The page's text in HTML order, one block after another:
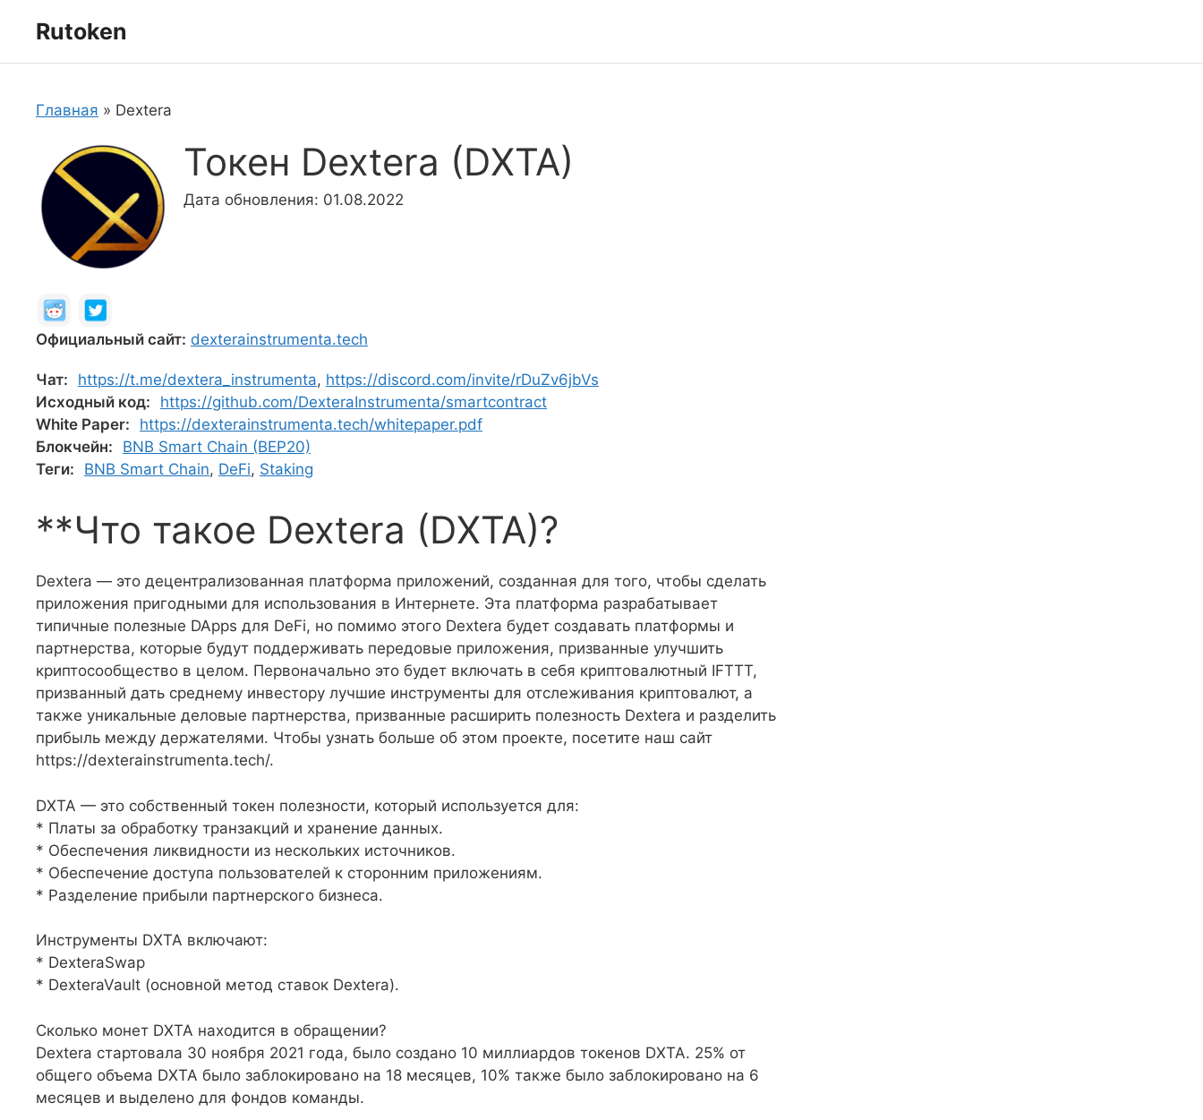
Rutoken
Главная » Dextera
Токен Dextera (DXTA)
Дата обновления: 01.08.2022
Официальный сайт: dexterainstrumenta.tech
Чат: https://t.me/dextera_instrumenta, https://discord.com/invite/rDuZv6jbVs
Исходный код:
https://github.com/DexteraInstrumenta/smartcontract
White Paper:
https://dexterainstrumenta.tech/whitepaper.pdf
Блокчейн:
BNB Smart Chain (BEP20)
Теги:
BNB Smart Chain, DeFi, Staking
**Что такое Dextera (DXTA)?
Dextera — это децентрализованная платформа приложений, созданная для того, чтобы сделать
приложения пригодными для использования в Интернете. Эта платформа разрабатывает
типичные полезные DApps для DeFi, но помимо этого Dextera будет создавать платформы и
партнерства, которые будут поддерживать передовые приложения, призванные улучшить
криптосообщество в целом. Первоначально это будет включать в себя криптовалютный IFTTT,
призванный дать среднему инвестору лучшие инструменты для отслеживания криптовалют, а
также уникальные деловые партнерства, призванные расширить полезность Dextera и разделить
прибыль между держателями. Чтобы узнать больше об этом проекте, посетите наш сайт
https://dexterainstrumenta.tech/.
DXTA — это собственный токен полезности, который используется для:
* Платы за обработку транзакций и хранение данных.
* Обеспечения ликвидности из нескольких источников.
* Обеспечение доступа пользователей к сторонним приложениям.
* Разделение прибыли партнерского бизнеса.
Инструменты DXTA включают:
* DexteraSwap
* DexteraVault (основной метод ставок Dextera).
Сколько монет DXTA находится в обращении?
Dextera стартовала 30 ноября 2021 года, было создано 10 миллиардов токенов DXTA. 25% от
общего объема DXTA было заблокировано на 18 месяцев, 10% также было заблокировано на 6
месяцев и выделено для фондов команды.